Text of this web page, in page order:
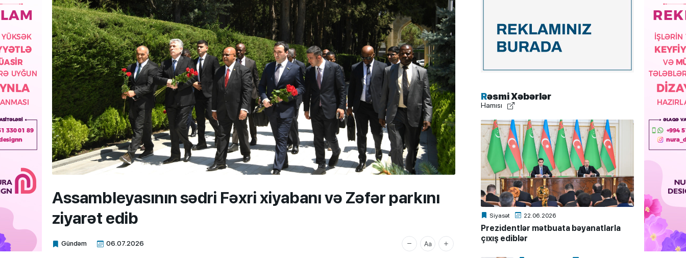
Assambleyasının sədri Fəxri xiyabanı və Zəfər parkını
ziyarət edib
Gündəm 06.07.2026
Xalq.Online
Rəsmi Xəbərlər
Hamısı
Siyasət 22.06.2026
Prezidentlər mətbuata bəyanatlarla
çıxış ediblər